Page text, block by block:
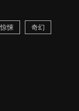
惊悚 奇幻